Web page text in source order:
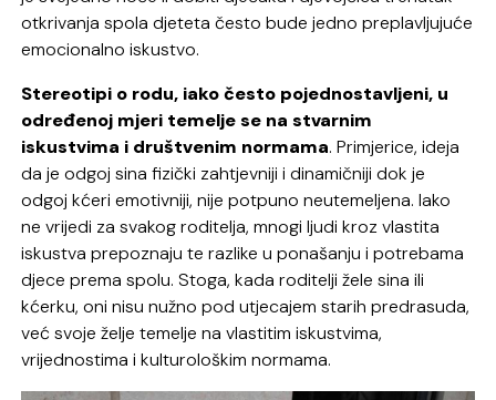
otkrivanja spola djeteta često bude jedno preplavljujuće
emocionalno iskustvo.
Stereotipi o rodu, iako često pojednostavljeni, u
određenoj mjeri temelje se na stvarnim
iskustvima i društvenim normama. Primjerice, ideja
da je odgoj sina fizički zahtjevniji i dinamičniji dok je
odgoj kćeri emotivniji, nije potpuno neutemeljena. Iako
ne vrijedi za svakog roditelja, mnogi ljudi kroz vlastita
iskustva prepoznaju te razlike u ponašanju i potrebama
djece prema spolu. Stoga, kada roditelji žele sina ili
kćerku, oni nisu nužno pod utjecajem starih predrasuda,
već svoje želje temelje na vlastitim iskustvima,
vrijednostima i kulturološkim normama.